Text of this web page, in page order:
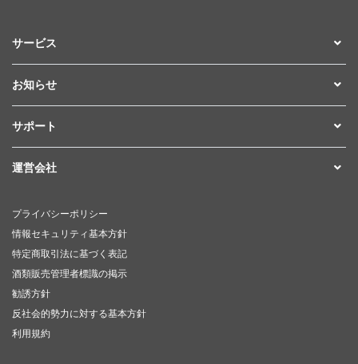
サービス
お知らせ
サポート
運営会社
プライバシーポリシー
情報セキュリティ基本方針
特定商取引法に基づく表記
酒類販売管理者標識の掲示
勧誘方針
反社会的勢力に対する基本方針
利用規約